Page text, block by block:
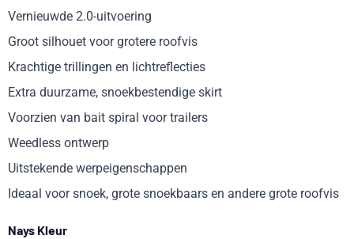
Vernieuwde 2.0-uitvoering
Groot silhouet voor grotere roofvis
Krachtige trillingen en lichtreflecties
Extra duurzame, snoekbestendige skirt
Voorzien van bait spiral voor trailers
Weedless ontwerp
Uitstekende werpeigenschappen
Ideaal voor snoek, grote snoekbaars en andere grote roofvis
Maak een keuze voor
Nays Kleur